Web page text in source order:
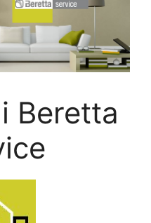
Beretta